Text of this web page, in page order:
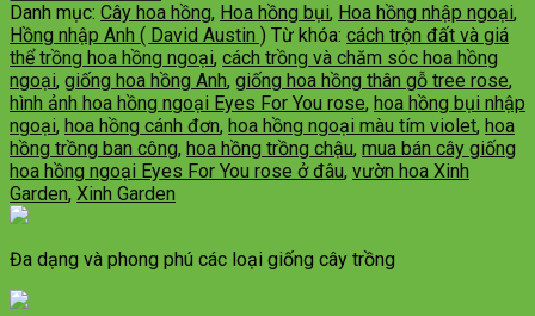
Danh mục: Cây hoa hồng, Hoa hồng bụi, Hoa hồng nhập ngoại,
Hồng nhập Anh ( David Austin ) Từ khóa: cách trộn đất và giá
thể trồng hoa hồng ngoại, cách trồng và chăm sóc hoa hồng
ngoại, giống hoa hồng Anh, giống hoa hồng thân gỗ tree rose,
hình ảnh hoa hồng ngoại Eyes For You rose, hoa hồng bụi nhập
ngoại, hoa hồng cánh đơn, hoa hồng ngoại màu tím violet, hoa
hồng trồng ban công, hoa hồng trồng chậu, mua bán cây giống
hoa hồng ngoại Eyes For You rose ở đâu, vườn hoa Xinh
Garden, Xinh Garden
Đa dạng và phong phú các loại giống cây trồng